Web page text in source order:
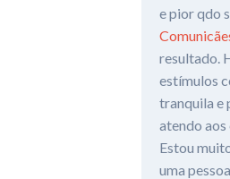
e pior qdo
resultado.
estímulos
tranquila e
atendo aos
Estou
uma